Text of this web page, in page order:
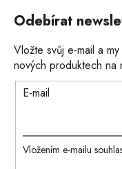
Odebírat
Vložte svůj e-mail a
nových produktech na
E-mail
Vložením e-mailu